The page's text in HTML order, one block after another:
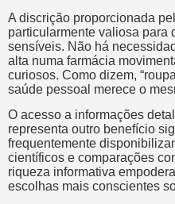
A discrição proporcionada
particularmente valiosa para
sensíveis. Não há
alta numa farmácia
curiosos. Como dizem,
saúde pessoal merece o
O acesso a informações
representa outro benefício
frequentemente
científicos e comparações
riqueza informativa
escolhas mais conscientes